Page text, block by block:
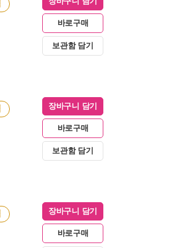
바로구매
보관함 담기
장바구니 담기
바로구매
보관함 담기
장바구니 담기
바로구매